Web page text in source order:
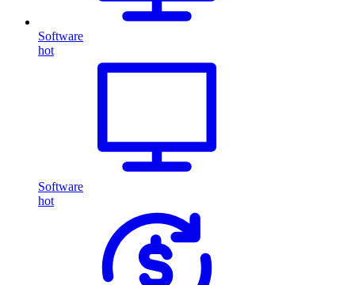
Software
hot
Software
hot